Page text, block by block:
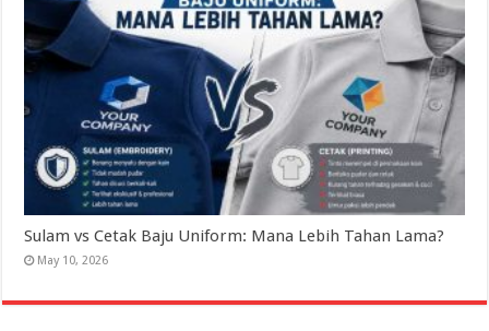
Sulam vs Cetak Baju Uniform: Mana Lebih Tahan Lama?
May 10, 2026